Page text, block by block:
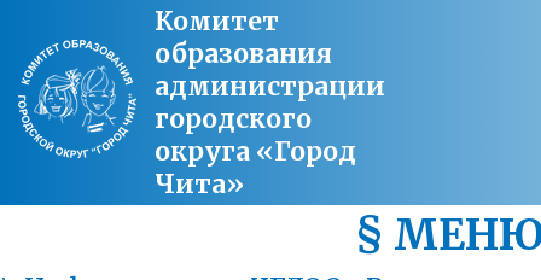
Комитет
образования
администрации
городского
округа «Город
Чита»
§